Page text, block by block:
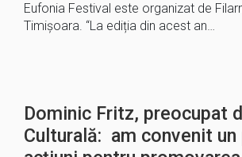
Eufonia Festival este organizat de
Timișoara. “La ediția din acest an…
Dominic Fritz, preocupat
Culturală: am convenit un